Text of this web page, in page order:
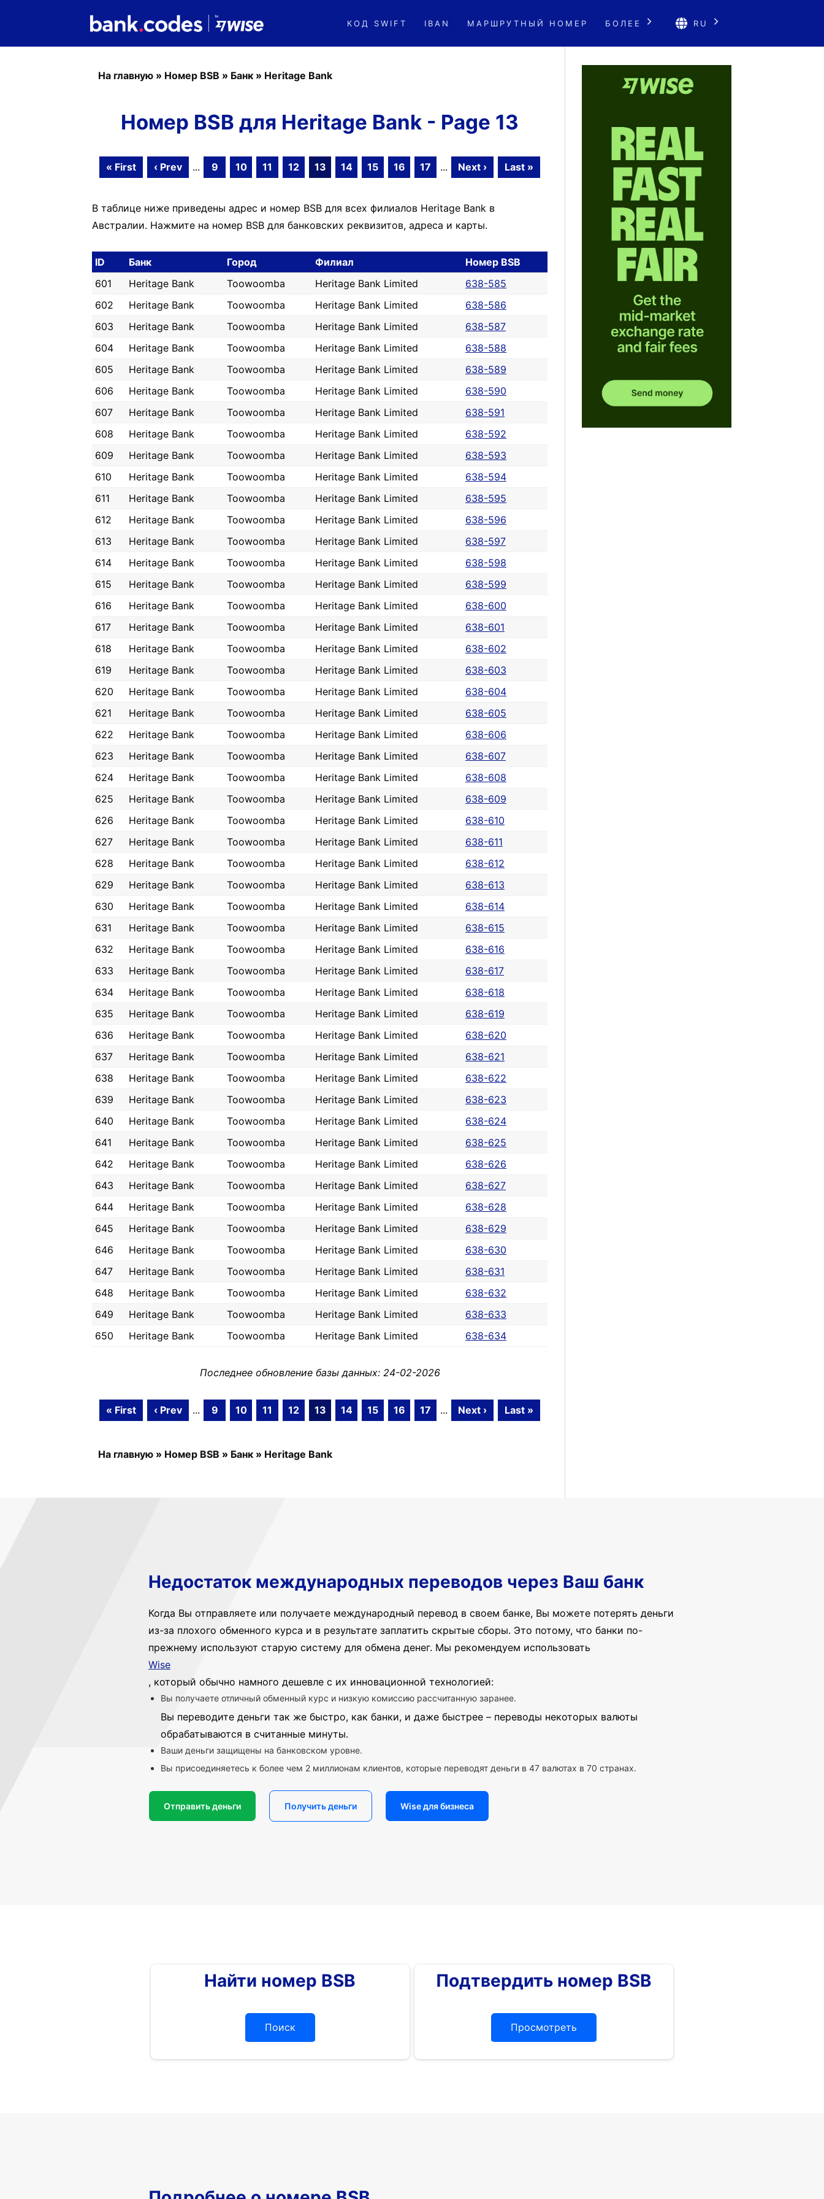
КОД SWIFT IBAN МАРШРУТНЫЙ НОМЕР БОЛЕЕ RU
На главную » Номер BSB » Банк » Heritage Bank
Номер BSB для Heritage Bank - Page 13
« First ‹ Prev ... 9 10 11 12 13 14 15 16 17 ... Next › Last »
В таблице ниже приведены адрес и номер BSB для всех филиалов Heritage Bank в
Австралии. Нажмите на номер BSB для банковских реквизитов, адреса и карты.
ID Банк Город Филиал
Номер BSB
601
Heritage Bank Toowoomba Heritage Bank Limited
638-585
602
Heritage Bank Toowoomba Heritage Bank Limited
638-586
603
Heritage Bank Toowoomba Heritage Bank Limited
638-587
604
Heritage Bank Toowoomba Heritage Bank Limited
638-588
605
Heritage Bank Toowoomba Heritage Bank Limited
638-589
606
Heritage Bank Toowoomba Heritage Bank Limited
638-590
607
Heritage Bank Toowoomba Heritage Bank Limited
638-591
608
Heritage Bank Toowoomba Heritage Bank Limited
638-592
609
Heritage Bank Toowoomba Heritage Bank Limited
638-593
610
Heritage Bank Toowoomba Heritage Bank Limited
638-594
611
Heritage Bank Toowoomba Heritage Bank Limited
638-595
612
Heritage Bank Toowoomba Heritage Bank Limited
638-596
613
Heritage Bank Toowoomba Heritage Bank Limited
638-597
614
Heritage Bank Toowoomba Heritage Bank Limited
638-598
615
Heritage Bank Toowoomba Heritage Bank Limited
638-599
616
Heritage Bank Toowoomba Heritage Bank Limited
638-600
617
Heritage Bank Toowoomba Heritage Bank Limited
638-601
618
Heritage Bank Toowoomba Heritage Bank Limited
638-602
619
Heritage Bank Toowoomba Heritage Bank Limited
638-603
620
Heritage Bank Toowoomba Heritage Bank Limited
638-604
621
Heritage Bank Toowoomba Heritage Bank Limited
638-605
622
Heritage Bank Toowoomba Heritage Bank Limited
638-606
623
Heritage Bank Toowoomba Heritage Bank Limited
638-607
624
Heritage Bank Toowoomba Heritage Bank Limited
638-608
625
Heritage Bank Toowoomba Heritage Bank Limited
638-609
626
Heritage Bank Toowoomba Heritage Bank Limited
638-610
627
Heritage Bank Toowoomba Heritage Bank Limited
638-611
628
Heritage Bank Toowoomba Heritage Bank Limited
638-612
629
Heritage Bank Toowoomba Heritage Bank Limited
638-613
630
Heritage Bank Toowoomba Heritage Bank Limited
638-614
631
Heritage Bank Toowoomba Heritage Bank Limited
638-615
632
Heritage Bank Toowoomba Heritage Bank Limited
638-616
633
Heritage Bank Toowoomba Heritage Bank Limited
638-617
634
Heritage Bank Toowoomba Heritage Bank Limited
638-618
635
Heritage Bank Toowoomba Heritage Bank Limited
638-619
636
Heritage Bank Toowoomba Heritage Bank Limited
638-620
637
Heritage Bank Toowoomba Heritage Bank Limited
638-621
638
Heritage Bank Toowoomba Heritage Bank Limited
638-622
639
Heritage Bank Toowoomba Heritage Bank Limited
638-623
640
Heritage Bank Toowoomba Heritage Bank Limited
638-624
641
Heritage Bank Toowoomba Heritage Bank Limited
638-625
642
Heritage Bank Toowoomba Heritage Bank Limited
638-626
643
Heritage Bank Toowoomba Heritage Bank Limited
638-627
644
Heritage Bank Toowoomba Heritage Bank Limited
638-628
645
Heritage Bank Toowoomba Heritage Bank Limited
638-629
646
Heritage Bank Toowoomba Heritage Bank Limited
638-630
647
Heritage Bank Toowoomba Heritage Bank Limited
638-631
648
Heritage Bank Toowoomba Heritage Bank Limited
638-632
649
Heritage Bank Toowoomba Heritage Bank Limited
638-633
650
Heritage Bank Toowoomba Heritage Bank Limited 638-634
Последнее обновление базы данных: 24-02-2026
« First ‹ Prev ... 9 10 11 12 13 14 15 16 17 ... Next › Last »
На главную » Номер BSB » Банк » Heritage Bank
Недостаток международных переводов через Ваш банк
Когда Вы отправляете или получаете международный перевод в своем банке, Вы можете потерять деньги
из-за плохого обменного курса и в результате заплатить скрытые сборы. Это потому, что банки по-
прежнему используют старую систему для обмена денег. Мы рекомендуем использовать
Wise
, который обычно намного дешевле с их инновационной технологией:
Вы получаете отличный обменный курс и низкую комиссию рассчитанную заранее.
Вы переводите деньги так же быстро, как банки, и даже быстрее – переводы некоторых валюты
обрабатываются в считанные минуты.
Ваши деньги защищены на банковском уровне.
Вы присоединяетесь к более чем 2 миллионам клиентов, которые переводят деньги в 47 валютах в 70 странах.
Отправить деньги Получить деньги Wise для бизнеса
Найти номер BSB
Поиск
Подтвердить номер BSB
Просмотреть